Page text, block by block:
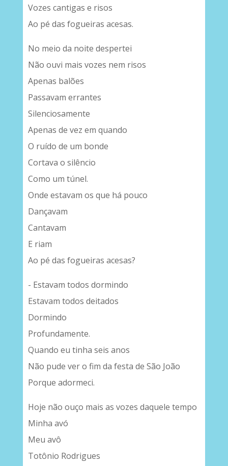
Vozes cantigas e risos
Ao pé das fogueiras acesas.
No meio da noite despertei
Não ouvi mais vozes nem risos
Apenas balões
Passavam errantes
Silenciosamente
Apenas de vez em quando
O ruído de um bonde
Cortava o silêncio
Como um túnel.
Onde estavam os que há pouco
Dançavam
Cantavam
E riam
Ao pé das fogueiras acesas?
- Estavam todos dormindo
Estavam todos deitados
Dormindo
Profundamente.
Quando eu tinha seis anos
Não pude ver o fim da festa de São João
Porque adormeci.
Hoje não ouço mais as vozes daquele tempo
Minha avó
Meu avô
Totônio Rodrigues